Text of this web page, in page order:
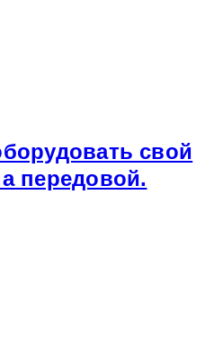
свой
передовой.